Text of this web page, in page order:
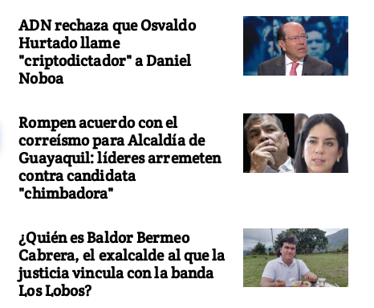
ADN rechaza que Osvaldo
Hurtado llame
"criptodictador" a Daniel
Noboa
Rompen acuerdo con el
correísmo para Alcaldía de
Guayaquil: líderes arremeten
contra candidata
"chimbadora"
¿Quién es Baldor Bermeo
Cabrera, el exalcalde al que la
justicia vincula con la banda
Los Lobos?